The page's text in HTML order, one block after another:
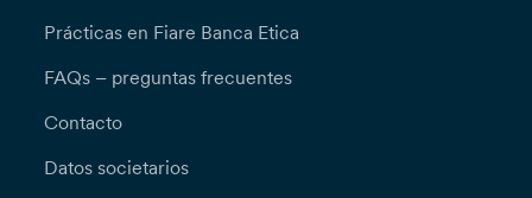
Prácticas en Fiare Banca Etica
FAQs – preguntas frecuentes
Contacto
Datos societarios